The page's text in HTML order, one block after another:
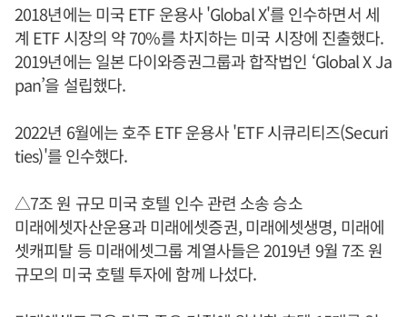
2018년에는 미국 ETF 운용사 'Global X'를 인수하면서 세
계 ETF 시장의 약 70%를 차지하는 미국 시장에 진출했다.
2019년에는 일본 다이와증권그룹과 합작법인 ‘Global X Ja
pan’을 설립했다.
2022년 6월에는 호주 ETF 운용사 'ETF 시큐리티즈(Securi
ties)'를 인수했다.
△7조 원 규모 미국 호텔 인수 관련 소송 승소
미래에셋자산운용과 미래에셋증권, 미래에셋생명, 미래에
셋캐피탈 등 미래에셋그룹 계열사들은 2019년 9월 7조 원
규모의 미국 호텔 투자에 함께 나섰다.